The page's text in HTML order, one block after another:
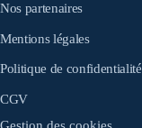
Nos partenaires
Mentions légales
Politique de confidentialité
CGV